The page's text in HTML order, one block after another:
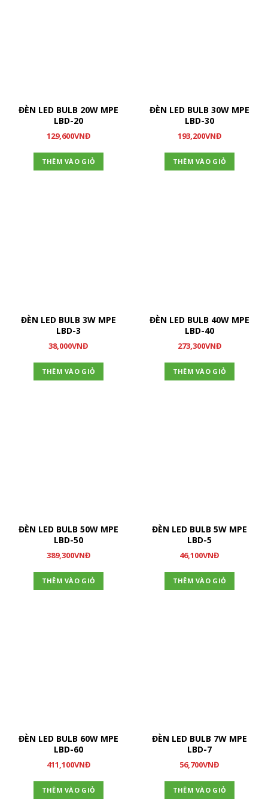
ĐÈN LED BULB 20W MPE
LBD-20
129,600VNĐ
THÊM VÀO GIỎ
ĐÈN LED BULB 30W MPE
LBD-30
193,200VNĐ
THÊM VÀO GIỎ
ĐÈN LED BULB 3W MPE
LBD-3
38,000VNĐ
THÊM VÀO GIỎ
ĐÈN LED BULB 40W MPE
LBD-40
273,300VNĐ
THÊM VÀO GIỎ
ĐÈN LED BULB 50W MPE
LBD-50
389,300VNĐ
THÊM VÀO GIỎ
ĐÈN LED BULB 5W MPE
LBD-5
46,100VNĐ
THÊM VÀO GIỎ
ĐÈN LED BULB 60W MPE
LBD-60
411,100VNĐ
THÊM VÀO GIỎ
ĐÈN LED BULB 7W MPE
LBD-7
56,700VNĐ
THÊM VÀO GIỎ